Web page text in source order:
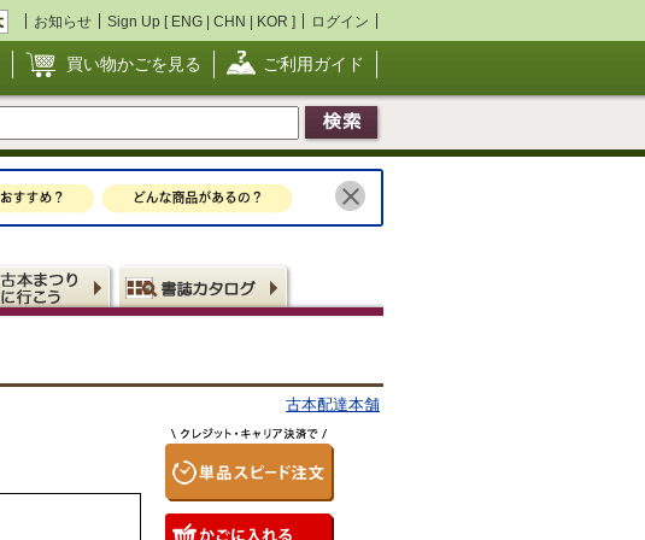
お知らせ Sign Up [ ENG | CHN | KOR ] ログイン
買い物かごを見る ご利用ガイド
古本配達本舗